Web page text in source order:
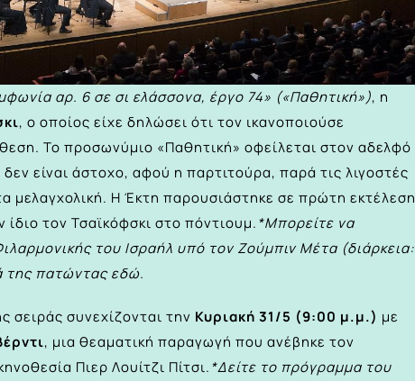
αρ. 6 σε σι ελάσσονα, έργο 74» («Παθητική»), η
, ο οποίος είχε δηλώσει ότι τον ικανοποιούσε
Το προσωνύμιο «Παθητική» οφείλεται στον αδελφό
είναι άστοχο, αφού η παρτιτούρα, παρά τις λιγοστές
μελαγχολική. Η Έκτη παρουσιάστηκε σε πρώτη εκτέλεση
τον Τσαϊκόφσκι στο πόντιουμ.*Μπορείτε να
του Ισραήλ υπό τον Ζούμπιν Μέτα (διάρκεια:
της πατώνταςεδώ.
σειράς συνεχίζονται την Κυριακή 31/5 (9:00 μ.μ.) με
, μια θεαματική παραγωγή που ανέβηκε τον
Πιερ Λουίτζι Πίτσι.*Δείτε το πρόγραμμα του